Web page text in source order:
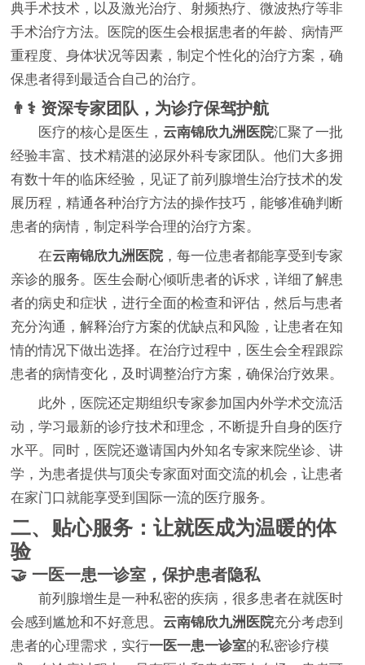
典手术技术，以及激光治疗、射频热疗、微波热疗等非
手术治疗方法。医院的医生会根据患者的年龄、病情严
重程度、身体状况等因素，制定个性化的治疗方案，确
保患者得到最适合自己的治疗。
👨⚕️ 资深专家团队，为诊疗保驾护航
医疗的核心是医生，云南锦欣九洲医院汇聚了一批
经验丰富、技术精湛的泌尿外科专家团队。他们大多拥
有数十年的临床经验，见证了前列腺增生治疗技术的发
展历程，精通各种治疗方法的操作技巧，能够准确判断
患者的病情，制定科学合理的治疗方案。
在云南锦欣九洲医院，每一位患者都能享受到专家
亲诊的服务。医生会耐心倾听患者的诉求，详细了解患
者的病史和症状，进行全面的检查和评估，然后与患者
充分沟通，解释治疗方案的优缺点和风险，让患者在知
情的情况下做出选择。在治疗过程中，医生会全程跟踪
患者的病情变化，及时调整治疗方案，确保治疗效果。
此外，医院还定期组织专家参加国内外学术交流活
动，学习最新的诊疗技术和理念，不断提升自身的医疗
水平。同时，医院还邀请国内外知名专家来院坐诊、讲
学，为患者提供与顶尖专家面对面交流的机会，让患者
在家门口就能享受到国际一流的医疗服务。
二、贴心服务：让就医成为温暖的体
验
🤝 一医一患一诊室，保护患者隐私
前列腺增生是一种私密的疾病，很多患者在就医时
会感到尴尬和不好意思。云南锦欣九洲医院充分考虑到
患者的心理需求，实行一医一患一诊室的私密诊疗模